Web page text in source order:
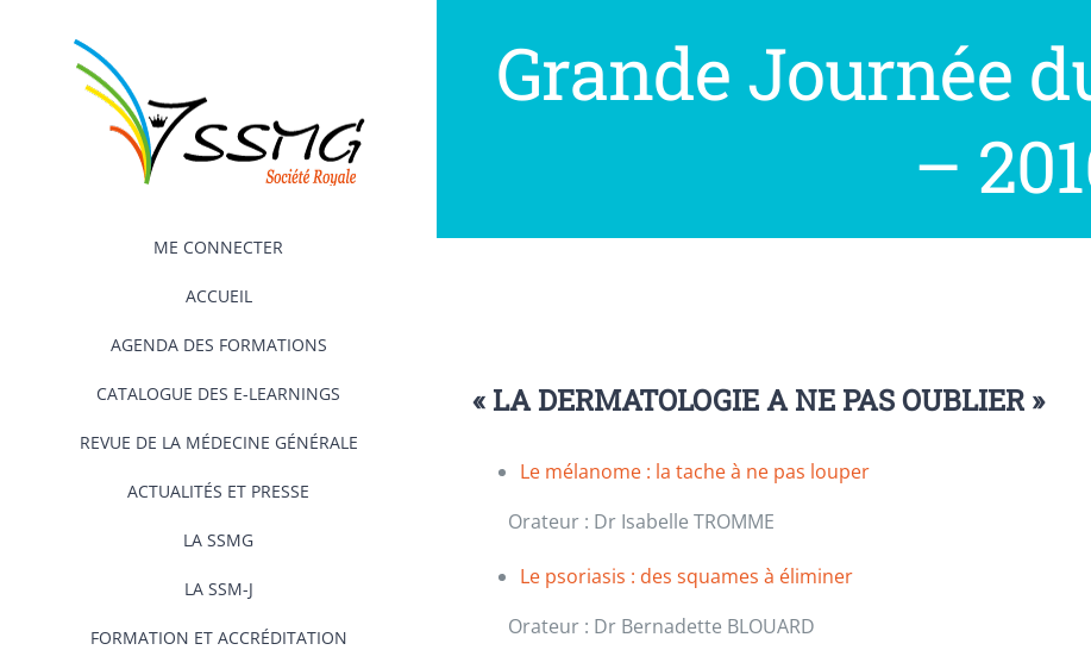
ME CONNECTER
ACCUEIL
AGENDA DES FORMATIONS
CATALOGUE DES E-LEARNINGS
REVUE DE LA MÉDECINE GÉNÉRALE
ACTUALITÉS ET PRESSE
LA SSMG
LA SSM-J
FORMATION ET ACCRÉDITATION
Grande Journée
–
« LA DERMATOLOGIE A NE PAS OUBLIER »
Le mélanome : la tache à ne pas louper
Orateur : Dr Isabelle TROMME
Le psoriasis : des squames à éliminer
Orateur : Dr Bernadette BLOUARD